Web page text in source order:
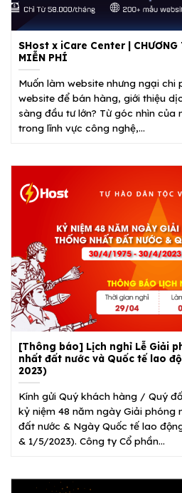
SHost x iCare Center | CHƯƠNG
MIỄN PHÍ
Muốn làm website nhưng ngại chi
website để bán hàng, giới thiệu
sàng đầu tư lớn? Từ góc nhìn của
trong lĩnh vực công nghệ,...
[Thông báo] Lịch nghỉ Lễ Giải
nhất đất nước và Quốc tế lao
2023)
Kính gửi Quý khách hàng / Quý
kỷ niệm 48 năm ngày Giải phóng
đất nước & Ngày Quốc tế lao
& 1/5/2023). Công ty Cổ phần...